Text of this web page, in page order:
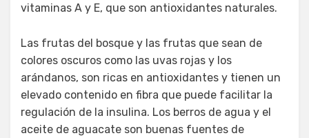
vitaminas A y E, que son antioxidantes naturales.
Las frutas del bosque y las frutas que sean de
colores oscuros como las uvas rojas y los
arándanos, son ricas en antioxidantes y tienen un
elevado contenido en fibra que puede facilitar la
regulación de la insulina. Los berros de agua y el
aceite de aguacate son buenas fuentes de